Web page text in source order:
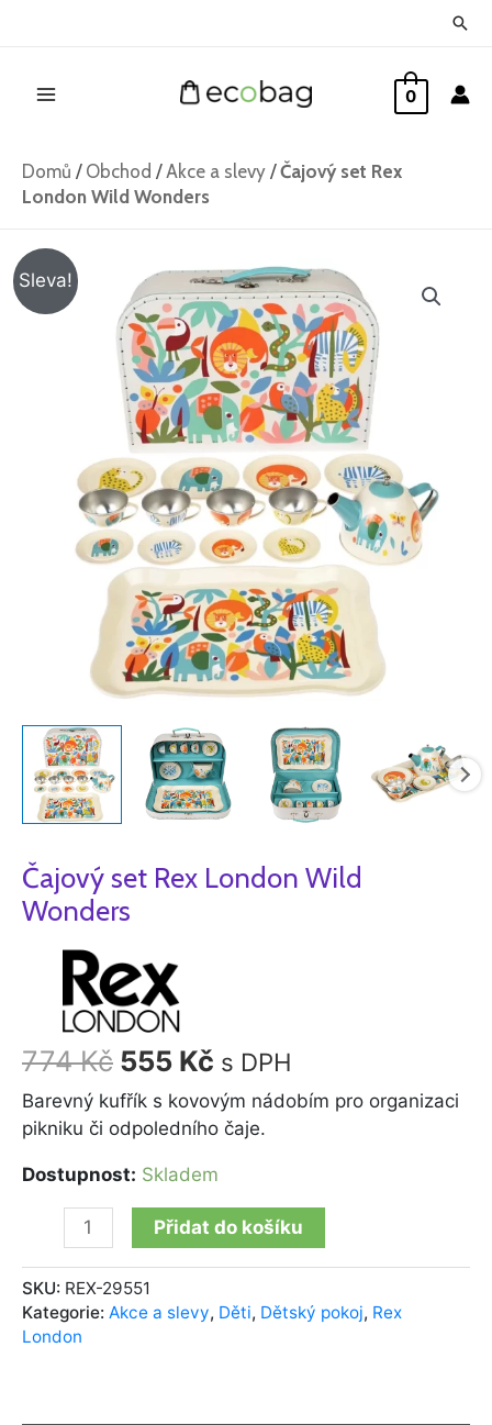
0
Domů / Obchod /Akce a slevy /Čajový set Rex
London Wild Wonders
Sleva!
Čajový set Rex London Wild
Wonders
774Kč
Původní
cena
byla:
774 Kč.
555 Kč
Aktuální
cena
je:
555 Kč.
s DPH
Barevný kufřík s kovovým nádobím pro organizaci
pikniku či odpoledního čaje.
Dostupnost: Skladem
Čajový
Přidat do košíku
SKU: REX-29551
Kategorie: Akce a slevy, Děti, Dětský pokoj, Rex
London